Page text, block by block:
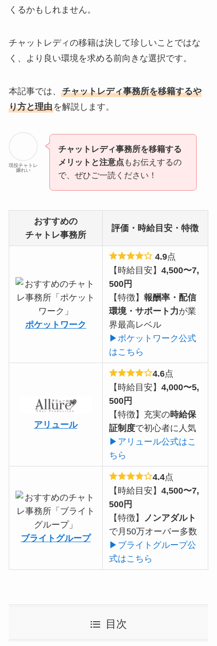
くるかもしれません。
チャットレディの移籍は決して珍しいことではな
く、より良い環境を求める前向きな選択です。
本記事では、 チャットレディ事務所を移籍するや
り方と理由を解説します。
現役チャトレ
嬢れい
チャットレディ事務所を移籍する
メリットと注意点 もお伝えするの
で、ぜひご一読ください！
おすすめの
チャトレ事務所
評価・時給目安・特徴
ポケットワーク
4.9点
【時給目安】4,500〜7,
500円
【特徴】報酬率・配信
環境・サポート力が業
界最高レベル
▶ポケットワーク公式
はこちら
アリュール
4.6点
【時給目安】4,000〜5,
500円
【特徴】充実の時給保
証制度で初心者に人気
▶アリュール公式はこ
ちら
ブライトグループ
4.4点
【時給目安】4,500〜7,
500円
【特徴】
ノンアダルト
で月50万オーバー多数
▶ブライトグループ公
式はこちら
目次